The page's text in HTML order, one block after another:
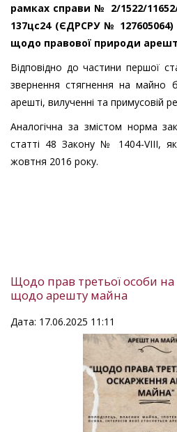
рамках справи № 2/1522/
137цс24 (ЄДРСРУ №
щодо правової природи
Відповідно до частини першої
звернення стягнення на майно
арешті, вилученні та примусовій
Аналогічна за змістом норма
статті 48 Закону № 1404-VIII,
жовтня 2016 року.
Щодо прав третьої особи
щодо арешту майна
Дата: 17.06.2025 11:11